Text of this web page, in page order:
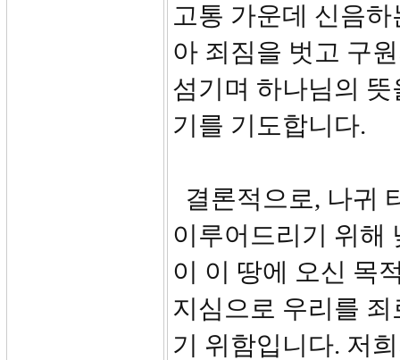
고통 가운데 신음
아 죄짐을 벗고 구
섬기며 하나님의
기를 기도합니다.
결론적으로, 나귀
이루어드리기 위해
이 이 땅에 오신 목
지심으로 우리를
기 위함입니다. 저